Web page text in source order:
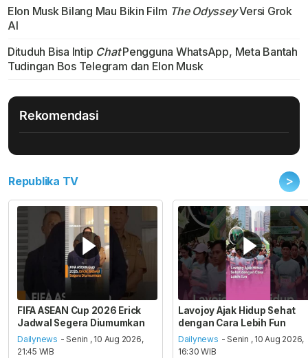
Elon Musk Bilang Mau Bikin Film The OdysseyVersi Grok
AI
Dituduh Bisa Intip ChatPengguna WhatsApp, Meta Bantah
Tudingan Bos Telegram dan Elon Musk
Rekomendasi
Republika TV >
FIFA ASEAN Cup 2026 Erick
Jadwal Segera Diumumkan
Dailynews - Senin , 10 Aug 2026,
21:45 WIB
Lavojoy Ajak Hidup Sehat
dengan Cara Lebih Fun
Dailynews - Senin , 10 Aug 2026,
16:30 WIB